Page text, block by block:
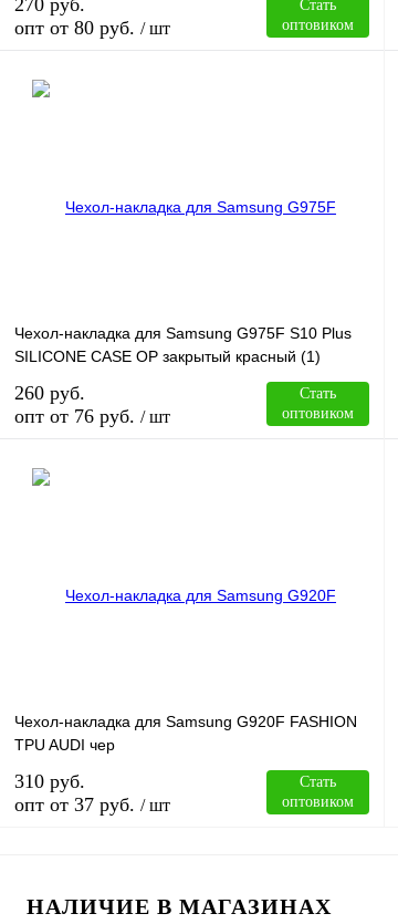
270 руб.
опт от 80 руб. / шт
Стать
оптовиком
В избранное
В
Чехол-накладка для Samsung G975F S10 Plus
SILICONE CASE OP закрытый красный (1)
260 руб.
опт от 76 руб. / шт
Стать
оптовиком
В избранное
В
Чехол-накладка для Samsung G920F FASHION
TPU AUDI чер
310 руб.
опт от 37 руб. / шт
Стать
оптовиком
В корзину
НАЛИЧИЕ В МАГАЗИНАХ